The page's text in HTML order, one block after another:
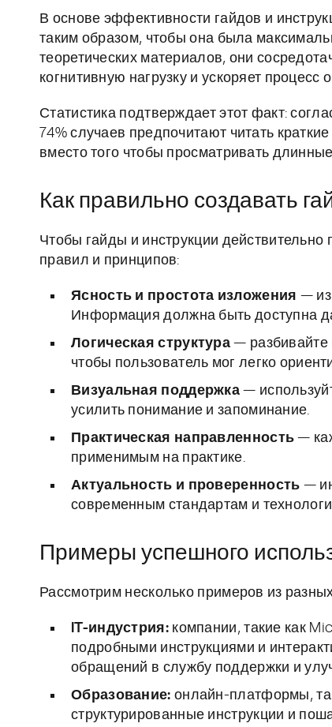
В основе эффективности гайдов и
таким образом, чтобы она была
теоретических материалов, они
когнитивную нагрузку и ускоряет процесс
Статистика подтверждает этот факт:
74% случаев предпочитают читать
вместо того чтобы просматривать
Как правильно создавать
Чтобы гайды и инструкции
правил и принципов:
Ясность и простота изложения —
Информация должна быть доступна
Логическая структура — разбивайте
чтобы пользователь мог легко
Визуальная поддержка —
усилить понимание и запоминание.
Практическая направленность —
применимым на практике.
Актуальность и проверенность —
современным стандартам и
Примеры успешного
Рассмотрим несколько примеров из
IT-индустрия:компании, такие как
подробными инструкциями и
обращений в службу поддержки и
Образование: онлайн-платформы,
структурированные инструкции и